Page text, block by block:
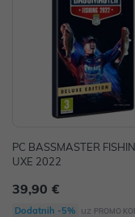
PC BASSMASTER
UXE 2022
39,90 €
Dodatnih -5% uz PROMO